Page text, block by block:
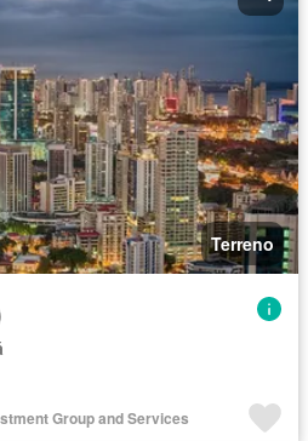
Terreno
Group and Services